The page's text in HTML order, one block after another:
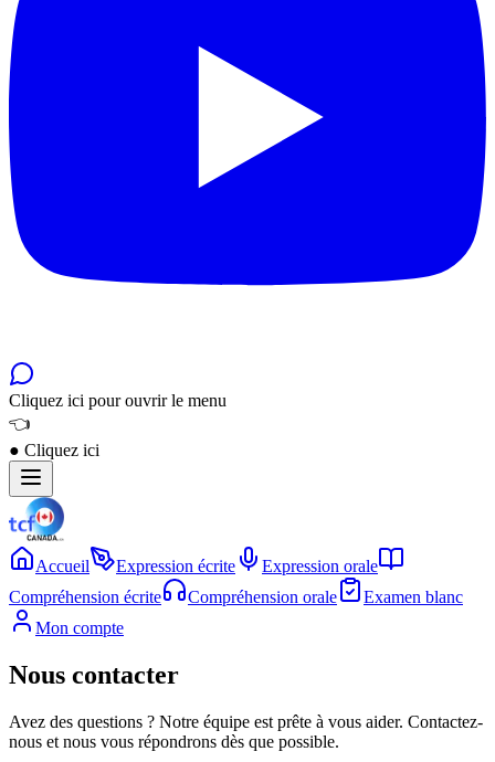
Cliquez ici pour ouvrir le menu
👈
● Cliquez ici
Accueil Expression écrite
Expression orale
Compréhension écrite
Compréhension orale
Examen blanc
Mon compte
Nous contacter
Avez des questions ? Notre équipe est prête à vous aider. Contactez-
nous et nous vous répondrons dès que possible.